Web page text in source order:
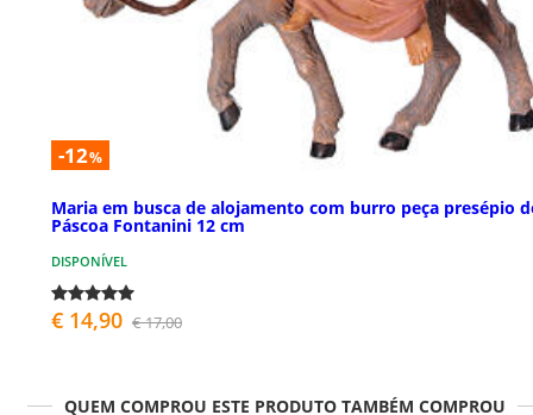
-12%
Maria em busca de alojamento com burro peça presépio
Páscoa Fontanini 12 cm
DISPONÍVEL
€ 14,90 € 17,00
QUEM COMPROU ESTE PRODUTO TAMBÉM COMPROU